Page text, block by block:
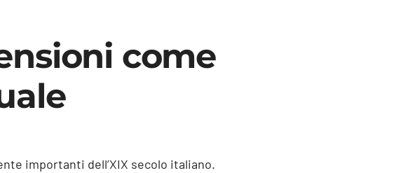
come
importanti dell’XIX secolo italiano.